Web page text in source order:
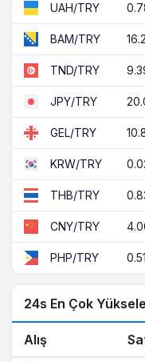
UAH/TRY
BAM/TRY
TND/TRY
JPY/TRY
GEL/TRY
KRW/TRY
THB/TRY
CNY/TRY
PHP/TRY
24s En Çok
Alış